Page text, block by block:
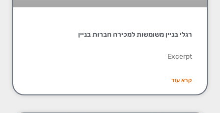
רגלי בניין משומשות למכירה חברות בניין
Excerpt
קרא עוד